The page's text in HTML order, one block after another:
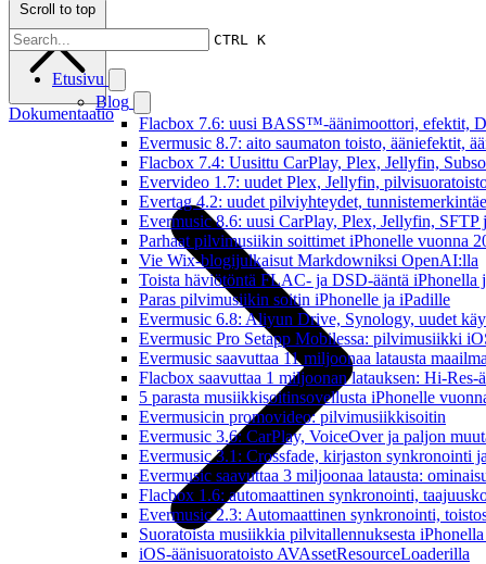
CTRL K
Etusivu
Blog
Flacbox 7.6: uusi BASS™-äänimoottori, efektit,
Evermusic 8.7: aito saumaton toisto, ääniefektit,
Flacbox 7.4: Uusittu CarPlay, Plex, Jellyfin,
Evervideo 1.7: uudet Plex, Jellyfin,
Evertag 4.2: uudet pilviyhteydet,
Evermusic 8.6: uusi CarPlay, Plex, Jellyfin, SFTP
Parhaat pilvimusiikin soittimet iPhonelle vuonna
Vie Wix-blogijulkaisut Markdowniksi OpenAI:lla
Toista häviötöntä FLAC- ja DSD-ääntä iPhonella
Paras pilvimusiikin soitin iPhonelle ja iPadille
Evermusic 6.8: Aliyun Drive, Synology, uudet
Evermusic Pro Setapp Mobilessa: pilvimusiikki
Evermusic saavuttaa 11 miljoonaa latausta
Flacbox saavuttaa 1 miljoonan latauksen: Hi-Res-
5 parasta musiikkisoitinsovellusta iPhonelle
Evermusicin promovideo: pilvimusiikkisoitin
Evermusic 3.6: CarPlay, VoiceOver ja paljon
Evermusic 3.1: Crossfade, kirjaston synkronointi
Evermusic saavuttaa 3 miljoonaa latausta:
Flacbox 1.6: automaattinen synkronointi,
Evermusic 2.3: Automaattinen synkronointi,
Suoratoista musiikkia pilvitallennuksesta
iOS-äänisuoratoisto AVAssetResourceLoaderilla
Scroll to top
Dokumentaatio